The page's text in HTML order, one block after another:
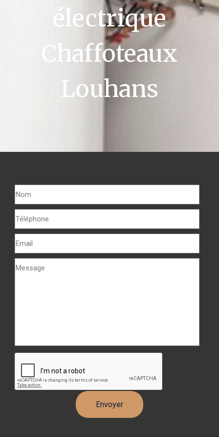
électrique
Chaffoteaux
Louhans